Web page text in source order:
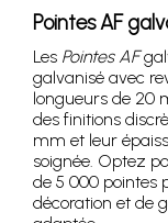
Pointes AF
Les Pointes AF
galvanisé avec
longueurs de 20
des finitions
mm et leur
soignée. Optez
de 5 000 pointes
décoration et de